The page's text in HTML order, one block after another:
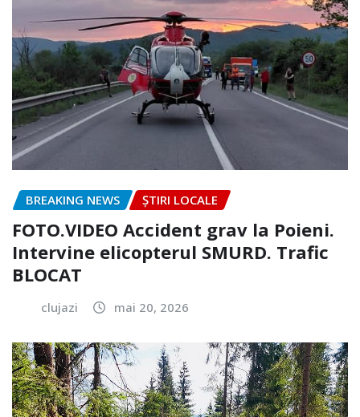
BREAKING NEWS ȘTIRI LOCALE
FOTO.VIDEO Accident grav la Poieni.
Intervine elicopterul SMURD. Trafic
BLOCAT
clujazi mai 20, 2026